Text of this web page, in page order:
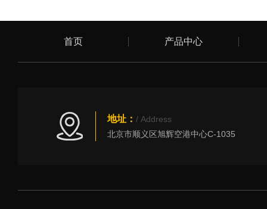
首页 产品中心
地址： / Address
北京市顺义区旭辉空港中心C-1035